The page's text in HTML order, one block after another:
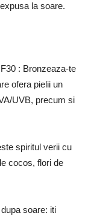
la soare.
: Bronzeaza-te
ofera pielii un
UVB, precum si
spiritul verii cu
cocos, flori de
soare: iti